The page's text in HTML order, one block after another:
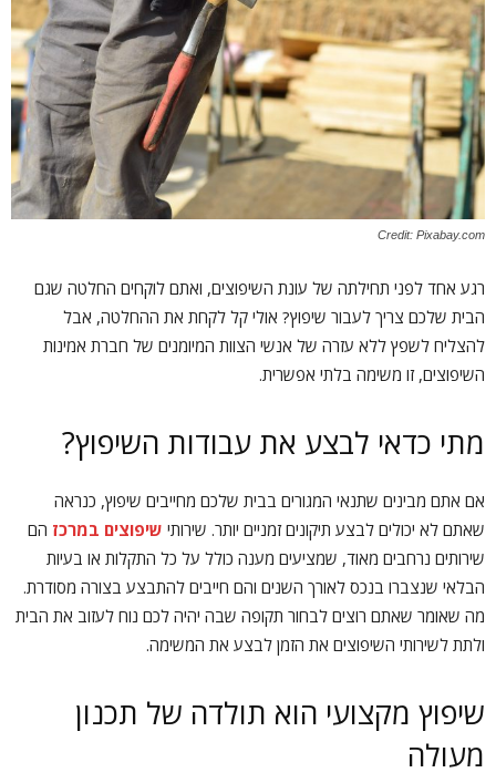
Credit: Pixabay.com
רגע אחד לפני תחילתה של עונת השיפוצים, ואתם לוקחים החלטה שגם
הבית שלכם צריך לעבור שיפוץ? אולי קל לקחת את ההחלטה, אבל
להצליח לשפץ ללא עזרה של אנשי הצוות המיומנים של חברת אמינות
השיפוצים, זו משימה בלתי אפשרית.
מתי כדאי לבצע את עבודות השיפוץ?
אם אתם מבינים שתנאי המגורים בבית שלכם מחייבים שיפוץ, כנראה
שאתם לא יכולים לבצע תיקונים זמניים יותר. שירותי שיפוצים במרכז הם
שירותים נרחבים מאוד, שמציעים מענה כולל על כל התקלות או בעיות
הבלאי שנצברו בנכס לאורך השנים והם חייבים להתבצע בצורה מסודרת.
מה שאומר שאתם רוצים לבחור תקופה שבה יהיה לכם נוח לעזוב את הבית
ולתת לשירותי השיפוצים את הזמן לבצע את המשימה.
שיפוץ מקצועי הוא תולדה של תכנון
מעולה